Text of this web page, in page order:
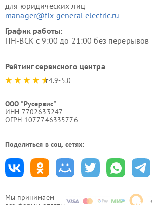
Мы принимаем
для юридических лиц
manager@fix-general electric.ru
График работы:
ПН-ВСК с 9:00 до 21:00 без
Рейтинг сервисного центра
4.9-5.0
ООО "Русервис"
ИНН 7702633247
ОГРН 1077746335776
Поделиться в соц. сетях: